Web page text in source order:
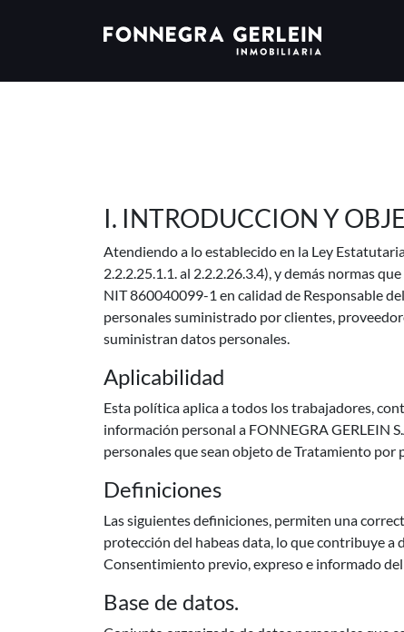
I. INTRODUCCION Y
Atendiendo a lo establecido en la Ley
2.2.2.25.1.1. al 2.2.2.26.3.4), y demás normas
NIT 860040099-1 en calidad de Responsable
personales suministrado por clientes,
suministran datos personales.
Aplicabilidad
Esta política aplica a todos los trabajadores,
información personal a FONNEGRA GERLEIN
personales que sean objeto de Tratamiento por
Definiciones
Las siguientes definiciones, permiten una
protección del habeas data, lo que contribuye
Consentimiento previo, expreso e informado
Base de datos.